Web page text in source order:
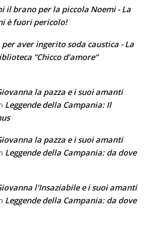
il brano per la piccola Noemi - La
è fuori pericolo!
aver ingerito soda caustica - La
“Chicco d’amore”
la pazza e i suoi amanti
Leggende della Campania: Il
la pazza e i suoi amanti
Leggende della Campania: da dove
l'Insaziabile e i suoi amanti
Leggende della Campania: da dove